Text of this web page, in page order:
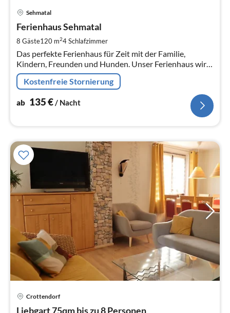
Sehmatal
Ferienhaus Sehmatal
8 Gäste120 m24Schlafzimmer
Das perfekte Ferienhaus für Zeit mit der Familie,
Kindern, Freunden und Hunden. Unser Ferienhaus wird
nach kompletter Modernisierung 2023 neu eröffnet.
Kostenfreie Stornierung
ab 135€/ Nacht
Crottendorf
Liebgart 75qm bis zu 8 Personen